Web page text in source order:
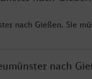
nach Gießen. Sie
nach